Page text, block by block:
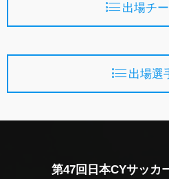
出場チ
出場選
第47回日本CYサッカ